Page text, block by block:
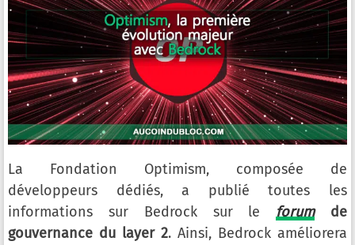
La Fondation Optimism, composée de
développeurs dédiés, a publié toutes les
informations sur Bedrock sur le forumde
gouvernance du layer 2. Ainsi, Bedrock améliorera